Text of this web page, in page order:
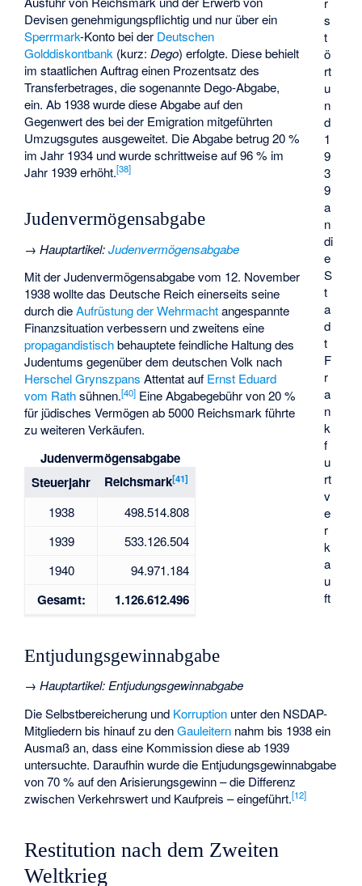
s
t
ö
rt
u
n
d
1
9
3
9
a
n
di
e
S
t
a
d
t
F
r
a
n
k
f
u
rt
v
e
r
k
a
u
ft
Devisen genehmigungspflichtig und nur über ein
Sperrmark-Konto bei der Deutschen
Golddiskontbank (kurz:Dego) erfolgte. Diese behielt
im staatlichen Auftrag einen Prozentsatz des
Transferbetrages, die sogenannte Dego-Abgabe,
ein. Ab 1938 wurde diese Abgabe auf den
Gegenwert des bei der Emigration mitgeführten
Umzugsgutes ausgeweitet. Die Abgabe betrug 20 %
im Jahr 1934 und wurde schrittweise auf 96 % im
Jahr 1939 erhöht.[38]
Judenvermögensabgabe
→Hauptartikel:Judenvermögensabgabe
Mit der Judenvermögensabgabe vom 12. November
1938 wollte das Deutsche Reich einerseits seine
durch dieAufrüstung der Wehrmachtangespannte
Finanzsituation verbessern und zweitens eine
propagandistischbehauptete feindliche Haltung des
Judentums gegenüber dem deutschen Volk nach
Herschel Grynszpans Attentat auf Ernst Eduard
vom Rathsühnen.[40] Eine Abgabegebühr von 20 %
für jüdisches Vermögen ab 5000 Reichsmark führte
zu weiteren Verkäufen.
Judenvermögensabgabe
Steuerjahr
Reichsmark[41]
1938
498.514.808
1939
533.126.504
1940
94.971.184
Gesamt: 1.126.612.496
Entjudungsgewinnabgabe
→Hauptartikel: Entjudungsgewinnabgabe
Die Selbstbereicherung und Korruption unter den NSDAP-
Mitgliedern bis hinauf zu denGauleitern nahm bis 1938 ein
Ausmaß an, dass eine Kommission diese ab 1939
untersuchte. Daraufhin wurde die Entjudungsgewinnabgabe
von 70 % auf den Arisierungsgewinn – die Differenz
zwischen Verkehrswert und Kaufpreis – eingeführt.[12]
Restitution nach dem Zweiten
Weltkrieg